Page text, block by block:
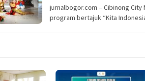
jurnalbogor.com – Cibinong City
program bertajuk “Kita